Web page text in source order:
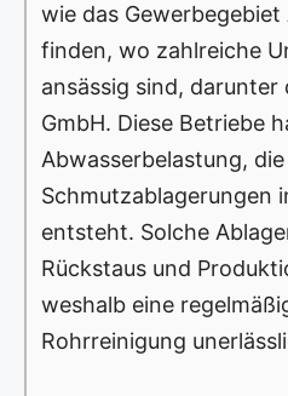
wie das
finden, wo zahlreiche
ansässig sind, darunter
GmbH. Diese Betriebe
Abwasserbelastung,
Schmutzablagerungen
entsteht. Solche
Rückstaus und
weshalb eine
Rohrreinigung